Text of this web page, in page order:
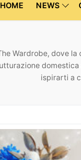
HOME NEWS
e fiori
Wardrobe, dove
ispirarti a